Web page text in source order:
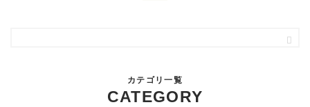
カテゴリ一覧
CATEGORY